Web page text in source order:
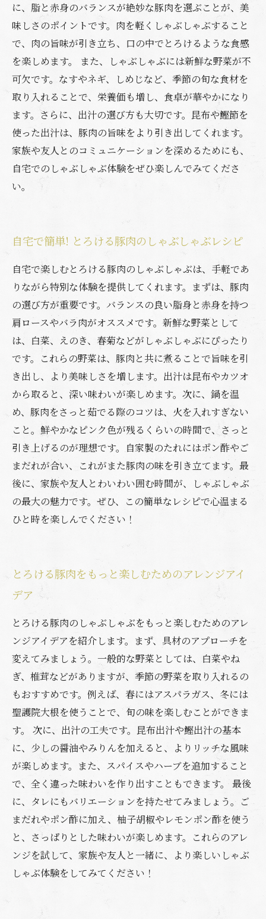
に、脂と赤身のバランスが絶妙な豚肉を選ぶことが、美
味しさのポイントです。肉を軽くしゃぶしゃぶすること
で、肉の旨味が引き立ち、口の中でとろけるような食感
を楽しめます。 また、しゃぶしゃぶには新鮮な野菜が不
可欠です。なすやネギ、しめじなど、季節の旬な食材を
取り入れることで、栄養価も増し、食卓が華やかになり
ます。さらに、出汁の選び方も大切です。昆布や鰹節を
使った出汁は、豚肉の旨味をより引き出してくれます。
家族や友人とのコミュニケーションを深めるためにも、
自宅でのしゃぶしゃぶ体験をぜひ楽しんでみてくださ
い。
自宅で簡単! とろける豚肉のしゃぶしゃぶレシピ
自宅で楽しむとろける豚肉のしゃぶしゃぶは、手軽であ
りながら特別な体験を提供してくれます。まずは、豚肉
の選び方が重要です。バランスの良い脂身と赤身を持つ
肩ロースやバラ肉がオススメです。新鮮な野菜として
は、白菜、えのき、春菊などがしゃぶしゃぶにぴったり
です。これらの野菜は、豚肉と共に煮ることで旨味を引
き出し、より美味しさを増します。出汁は昆布やカツオ
から取ると、深い味わいが楽しめます。次に、鍋を温
め、豚肉をさっと茹でる際のコツは、火を入れすぎない
こと。鮮やかなピンク色が残るくらいの時間で、さっと
引き上げるのが理想です。自家製のたれにはポン酢やご
まだれが合い、これがまた豚肉の味を引き立てます。最
後に、家族や友人とわいわい囲む時間が、しゃぶしゃぶ
の最大の魅力です。ぜひ、この簡単なレシピで心温まる
ひと時を楽しんでください！
とろける豚肉をもっと楽しむためのアレンジアイ
デア
とろける豚肉のしゃぶしゃぶをもっと楽しむためのアレ
ンジアイデアを紹介します。まず、具材のアプローチを
変えてみましょう。一般的な野菜としては、白菜やね
ぎ、椎茸などがありますが、季節の野菜を取り入れるの
もおすすめです。例えば、春にはアスパラガス、冬には
聖護院大根を使うことで、旬の味を楽しむことができま
す。 次に、出汁の工夫です。昆布出汁や鰹出汁の基本
に、少しの醤油やみりんを加えると、よりリッチな風味
が楽しめます。また、スパイスやハーブを追加すること
で、全く違った味わいを作り出すこともできます。 最後
に、タレにもバリエーションを持たせてみましょう。ご
まだれやポン酢に加え、柚子胡椒やレモンポン酢を使う
と、さっぱりとした味わいが楽しめます。これらのアレ
ンジを試して、家族や友人と一緒に、より楽しいしゃぶ
しゃぶ体験をしてみてください！